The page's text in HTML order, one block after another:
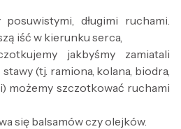
długimi ruchami.
iść w kierunku serca,
jakbyśmy zamiatali
(tj. ramiona, kolana, biodra,
możemy szczotkować ruchami
się balsamów czy olejków.